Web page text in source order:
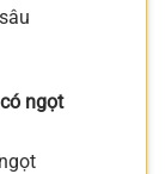
ngọt